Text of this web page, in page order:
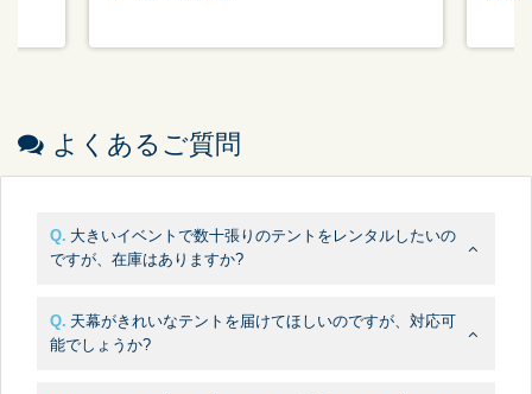
よくあるご質問
大きいイベントで数十張りのテントをレンタルしたいの
ですが、在庫はありますか?
天幕がきれいなテントを届けてほしいのですが、対応可
能でしょうか?